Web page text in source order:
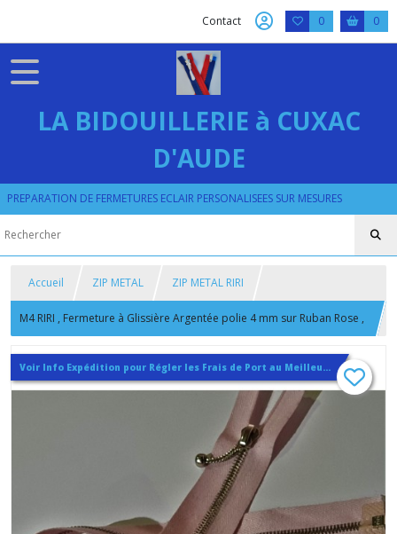
Contact 0 0
LA BIDOUILLERIE à CUXAC
D'AUDE
PREPARATION DE FERMETURES ECLAIR PERSONALISEES SUR MESURES
Accueil ZIP METAL ZIP METAL RIRI
M4 RIRI , Fermeture à Glissière Argentée polie 4 mm sur Ruban Rose ,
Sur Mesure 15 18 20 22 25 28 30 32 35 cm
Voir Info Expédition pour Régler les Frais de Port au Meilleur Prix , En haut d'ecran à Droite